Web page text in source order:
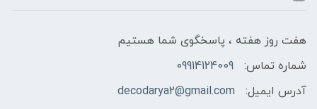
هفت روز هفته ، پاسخگوی شما هستیم
شماره تماس:
09914124009
آدرس ایمیل:
decodarya2@gmail.com